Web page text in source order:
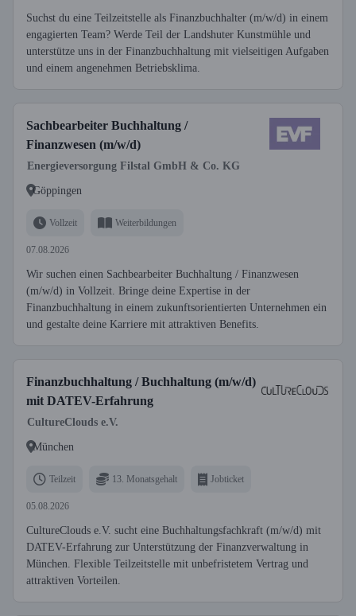
Suchst du eine Teilzeitstelle als Finanzbuchhalter (m/w/d) in einem
engagierten Team? Werde Teil der Landshuter Kunstmühle und
unterstütze uns in der Finanzbuchhaltung mit vielseitigen Aufgaben
und einem angenehmen Betriebsklima.
Sachbearbeiter Buchhaltung /
Finanzwesen (m/w/d)
Energieversorgung Filstal GmbH & Co. KG
Göppingen
Vollzeit Weiterbildungen
07.08.2026
Wir suchen einen Sachbearbeiter Buchhaltung / Finanzwesen
(m/w/d) in Vollzeit. Bringe deine Expertise in der
Finanzbuchhaltung in einem zukunftsorientierten Unternehmen ein
und gestalte deine Karriere mit attraktiven Benefits.
Finanzbuchhaltung / Buchhaltung (m/w/d)
mit DATEV-Erfahrung
CultureClouds e.V.
München
Teilzeit 13. Monatsgehalt Jobticket
05.08.2026
CultureClouds e.V. sucht eine Buchhaltungsfachkraft (m/w/d) mit
DATEV-Erfahrung zur Unterstützung der Finanzverwaltung in
München. Flexible Teilzeitstelle mit unbefristetem Vertrag und
attraktiven Vorteilen.